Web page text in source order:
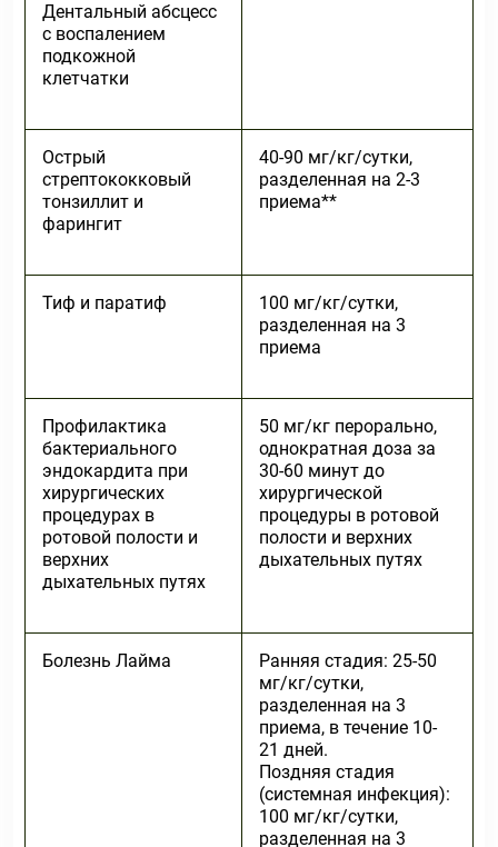
Дентальный абсцесс
с воспалением
подкожной
клетчатки
Острый
стрептококковый
тонзиллит и
фарингит
40-90 мг/кг/сутки,
разделенная на 2-3
приема**
Тиф и паратиф
100 мг/кг/сутки,
разделенная на 3
приема
Профилактика
бактериального
эндокардита при
хирургических
процедурах в
ротовой полости и
верхних
дыхательных путях
50 мг/кг перорально,
однократная доза за
30-60 минут до
хирургической
процедуры в ротовой
полости и верхних
дыхательных путях
Болезнь Лайма
Ранняя стадия: 25-50
мг/кг/сутки,
разделенная на 3
приема, в течение 10-
21 дней.
Поздняя стадия
(системная инфекция):
100 мг/кг/сутки,
разделенная на 3